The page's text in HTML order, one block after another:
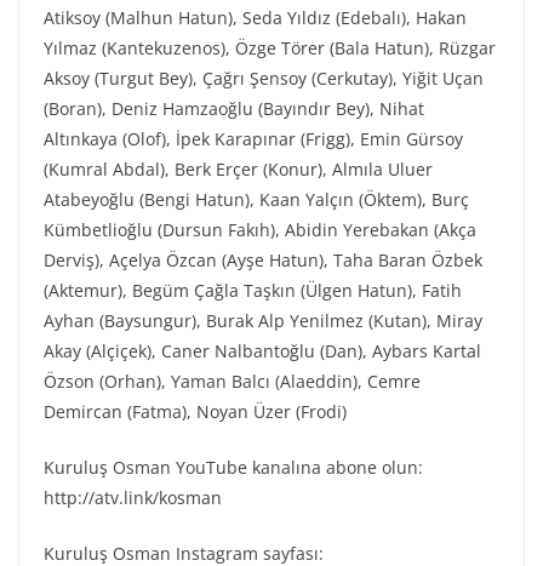
Atiksoy (Malhun Hatun), Seda Yıldız (Edebalı), Hakan
Yılmaz (Kantekuzenos), Özge Törer (Bala Hatun), Rüzgar
Aksoy (Turgut Bey), Çağrı Şensoy (Cerkutay), Yiğit Uçan
(Boran), Deniz Hamzaoğlu (Bayındır Bey), Nihat
Altınkaya (Olof), İpek Karapınar (Frigg), Emin Gürsoy
(Kumral Abdal), Berk Erçer (Konur), Almıla Uluer
Atabeyoğlu (Bengi Hatun), Kaan Yalçın (Öktem), Burç
Kümbetlioğlu (Dursun Fakıh), Abidin Yerebakan (Akça
Derviş), Açelya Özcan (Ayşe Hatun), Taha Baran Özbek
(Aktemur), Begüm Çağla Taşkın (Ülgen Hatun), Fatih
Ayhan (Baysungur), Burak Alp Yenilmez (Kutan), Miray
Akay (Alçiçek), Caner Nalbantoğlu (Dan), Aybars Kartal
Özson (Orhan), Yaman Balcı (Alaeddin), Cemre
Demircan (Fatma), Noyan Üzer (Frodi)
Kuruluş Osman YouTube kanalına abone olun:
http://atv.link/kosman
Kuruluş Osman Instagram sayfası: